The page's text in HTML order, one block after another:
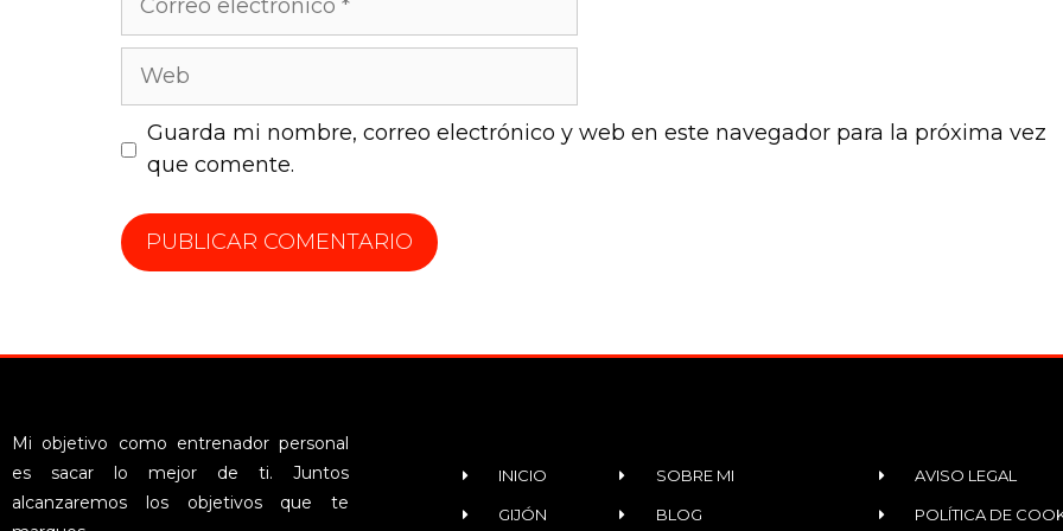
Guarda mi nombre, correo electrónico y web en este navegador para la próxima vez
que comente.
Mi objetivo como entrenador personal
es sacar lo mejor de ti. Juntos
alcanzaremos los objetivos que te
INICIO
GIJÓN
SOBRE MI
BLOG
AVISO LEGAL
POLÍTICA DE